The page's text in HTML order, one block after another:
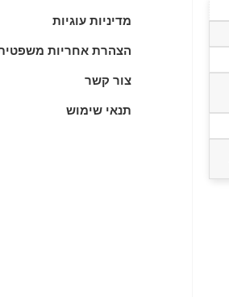
מדיניות עוגיות
הצהרת אחריות
צור קשר
תנאי שימוש